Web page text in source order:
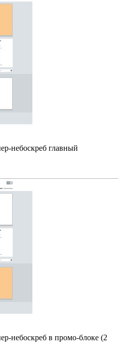
небоскреб главный
небоскреб в промо-блоке (2